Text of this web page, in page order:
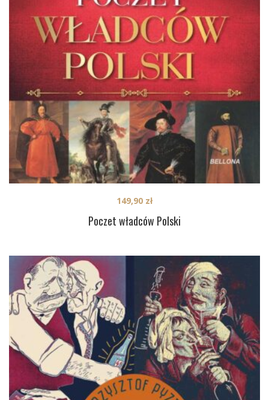
Poczet władców Polski
149,90 zł